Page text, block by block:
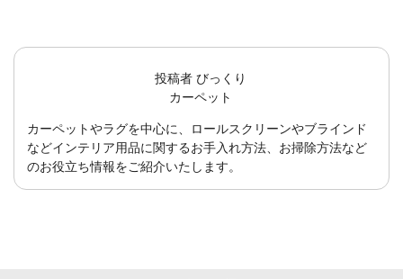
投稿者びっくり
カーペット
カーペットやラグを中心に、ロールスクリーンやブラインド
などインテリア用品に関するお手入れ方法、お掃除方法など
のお役立ち情報をご紹介いたします。